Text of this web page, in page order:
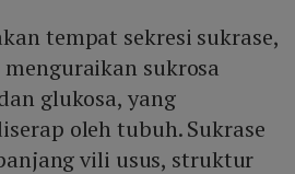
tempat sekresi sukrase,
sukrosa
glukosa, yang
oleh tubuh. Sukrase
vili usus, struktur